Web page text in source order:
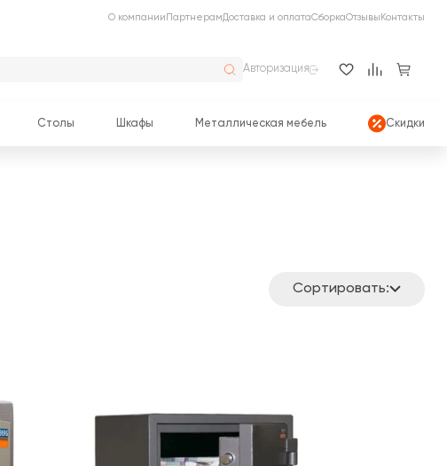
О компании ПартнерамДоставка и оплатаСборкаОтзывы Контакты
Авторизация
Столы Шкафы Металлическая мебель Скидки
Сортировать: